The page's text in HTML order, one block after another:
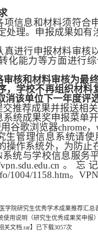
项信息和材料须符合
处理。申报成果如
真进行申报材料审核
化能力等方面进行
审核和材料审核为最
，学校不再组织材
该单位下一年度评
推荐成果并报送相
系统成果奖申报菜单
谷歌浏览器chrome，
生管理信息系统请使
操作系统外，为防
系统与学校信息服务
。忘
1004/1158.htm。 VPN
学院研究生优秀学术成果推荐汇总
使用说明（研究生优秀成果奖申报
关文档.rar】 已下载3057次